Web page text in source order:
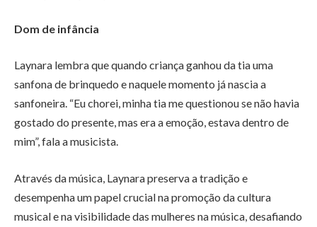
Dom de infância
Laynara lembra que quando criança ganhou da tia uma
sanfona de brinquedo e naquele momento já nascia a
sanfoneira. “Eu chorei, minha tia me questionou se não havia
gostado do presente, mas era a emoção, estava dentro de
mim”, fala a musicista.
Através da música, Laynara preserva a tradição e
desempenha um papel crucial na promoção da cultura
musical e na visibilidade das mulheres na música, desafiando